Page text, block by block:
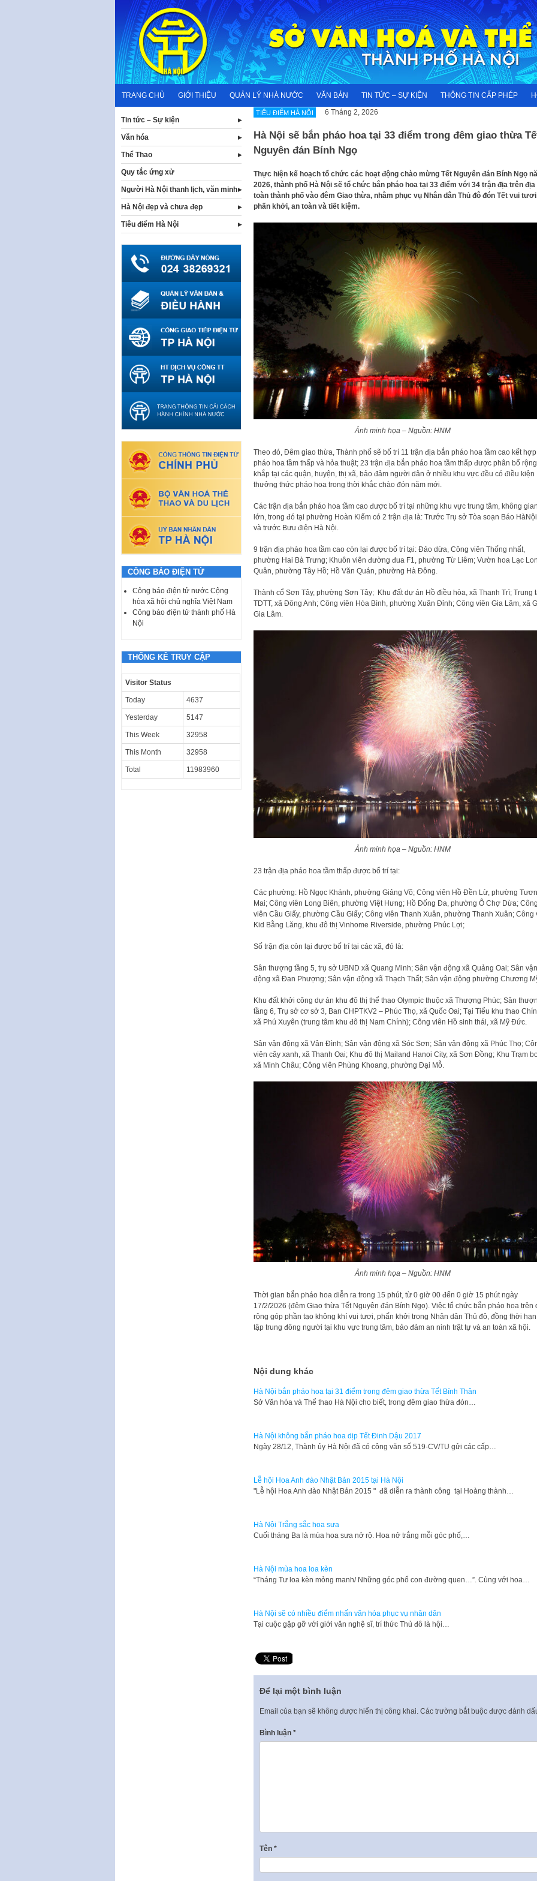
content
TRANG CHỦ GIỚI THIỆU QUẢN LÝ NHÀ NƯỚC VĂN BẢN TIN TỨC – SỰ KIỆN THÔNG TIN CẤP PHÉP
TIÊU ĐIỂM HÀ NỘI 6 Tháng 2, 2026
Hà Nội sẽ bắn pháo hoa tại 33 điểm trong đêm giao thừa
Nguyên đán Bính Ngọ
Thực hiện kế hoạch tổ chức các hoạt động chào mừng Tết Nguyên đán Bính Ngọ
2026, thành phố Hà Nội sẽ tổ chức bắn pháo hoa tại 33 điểm với 34 trận địa trên địa
toàn thành phố vào đêm Giao thừa, nhằm phục vụ Nhân dân Thủ đô đón Tết vui
phấn khởi, an toàn và tiết kiệm.
Ảnh minh họa – Nguồn: HNM
Theo đó, Đêm giao thừa, Thành phố sẽ bố trí 11 trận địa bắn pháo hoa tầm cao kết hợp
pháo hoa tầm thấp và hỏa thuật; 23 trận địa bắn pháo hoa tầm thấp được phân bổ rộng
khắp tại các quận, huyện, thị xã, bảo đảm người dân ở nhiều khu vực đều có điều kiện
thưởng thức pháo hoa trong thời khắc chào đón năm mới.
Các trận địa bắn pháo hoa tầm cao được bố trí tại những khu vực trung tâm, không
lớn, trong đó tại phường Hoàn Kiếm có 2 trận địa là: Trước Trụ sở Tòa soạn Báo
và trước Bưu điện Hà Nội.
9 trận địa pháo hoa tầm cao còn lại được bố trí tại: Đảo dừa, Công viên Thống nhất,
phường Hai Bà Trưng; Khuôn viên đường đua F1, phường Từ Liêm; Vườn hoa Lạc
Quân, phường Tây Hồ; Hồ Văn Quán, phường Hà Đông.
Thành cổ Sơn Tây, phường Sơn Tây; Khu đất dự án Hồ điều hòa, xã Thanh Trì; Trung
TDTT, xã Đông Anh; Công viên Hòa Bình, phường Xuân Đỉnh; Công viên Gia Lâm, xã
Gia Lâm.
Ảnh minh họa – Nguồn: HNM
23 trận địa pháo hoa tầm thấp được bố trí tại:
Các phường: Hồ Ngọc Khánh, phường Giảng Võ; Công viên Hồ Đền Lừ, phường
Mai; Công viên Long Biên, phường Việt Hưng; Hồ Đống Đa, phường Ô Chợ Dừa; Công
viên Cầu Giấy, phường Cầu Giấy; Công viên Thanh Xuân, phường Thanh Xuân; Công
Kid Bằng Lăng, khu đô thị Vinhome Riverside, phường Phúc Lợi;
Số trận địa còn lại được bố trí tại các xã, đó là:
Sân thượng tầng 5, trụ sở UBND xã Quang Minh; Sân vận động xã Quảng Oai; Sân vận
động xã Đan Phượng; Sân vận động xã Thạch Thất; Sân vận động phường Chương
Khu đất khởi công dự án khu đô thị thể thao Olympic thuộc xã Thượng Phúc; Sân
tầng 6, Trụ sở cơ sở 3, Ban CHPTKV2 – Phúc Thọ, xã Quốc Oai; Tại Tiểu khu thao
xã Phú Xuyên (trung tâm khu đô thị Nam Chính); Công viên Hồ sinh thái, xã Mỹ Đức.
Sân vận động xã Vân Đình; Sân vận động xã Sóc Sơn; Sân vận động xã Phúc Thọ;
viên cây xanh, xã Thanh Oai; Khu đô thị Mailand Hanoi City, xã Sơn Đồng; Khu Trạm
xã Minh Châu; Công viên Phùng Khoang, phường Đại Mỗ.
Ảnh minh họa – Nguồn: HNM
Thời gian bắn pháo hoa diễn ra trong 15 phút, từ 0 giờ 00 đến 0 giờ 15 phút ngày
17/2/2026 (đêm Giao thừa Tết Nguyên đán Bính Ngọ). Việc tổ chức bắn pháo hoa trên
rộng góp phần tạo không khí vui tươi, phấn khởi trong Nhân dân Thủ đô, đồng thời
tập trung đông người tại khu vực trung tâm, bảo đảm an ninh trật tự và an toàn xã hội.
Nội dung khác
Hà Nội bắn pháo hoa tại 31 điểm trong đêm giao thừa Tết Bính Thân
Sở Văn hóa và Thể thao Hà Nội cho biết, trong đêm giao thừa đón…
Hà Nội không bắn pháo hoa dịp Tết Đinh Dậu 2017
Ngày 28/12, Thành ủy Hà Nội đã có công văn số 519-CV/TU gửi các cấp…
Lễ hội Hoa Anh đào Nhật Bản 2015 tại Hà Nội
​"Lễ hội Hoa Anh đào Nhật Bản 2015 " đã diễn ra thành công tại Hoàng thành…
Hà Nội Trắng sắc hoa sưa
Cuối tháng Ba là mùa hoa sưa nở rộ. Hoa nở trắng mỗi góc phố,…
Hà Nội mùa hoa loa kèn
“Tháng Tư loa kèn mỏng manh/ Những góc phố con đường quen…”. Cùng với hoa…
Hà Nội sẽ có nhiều điểm nhấn văn hóa phục vụ nhân dân
Tại cuộc gặp gỡ với giới văn nghệ sĩ, trí thức Thủ đô là hội…
Để lại một bình luận
Email của bạn sẽ không được hiển thị công khai. Các trường bắt buộc được đánh
Bình luận *
Tên *
Tin tức – Sự kiện
Văn hóa
Thể Thao
Quy tắc ứng xử
Người Hà Nội thanh lịch, văn minh
Hà Nội đẹp và chưa đẹp
Tiêu điểm Hà Nội
CÔNG BÁO ĐIỆN TỬ
Công báo điện tử nước Cộng
hòa xã hội chủ nghĩa Việt Nam
Công báo điện tử thành phố Hà
Nội
THỐNG KÊ TRUY CẬP
Visitor Status
Today 4637
Yesterday 5147
This Week 32958
This Month 32958
Total 11983960